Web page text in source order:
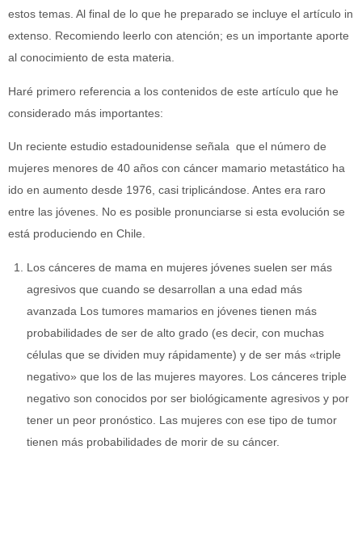
estos temas. Al final de lo que he preparado se incluye el artículo in
extenso. Recomiendo leerlo con atención; es un importante aporte
al conocimiento de esta materia.
Haré primero referencia a los contenidos de este artículo que he
considerado más importantes:
Un reciente estudio estadounidense señala que el número de
mujeres menores de 40 años con cáncer mamario metastático ha
ido en aumento desde 1976, casi triplicándose. Antes era raro
entre las jóvenes. No es posible pronunciarse si esta evolución se
está produciendo en Chile.
Los cánceres de mama en mujeres jóvenes suelen ser más
agresivos que cuando se desarrollan a una edad más
avanzada Los tumores mamarios en jóvenes tienen más
probabilidades de ser de alto grado (es decir, con muchas
células que se dividen muy rápidamente) y de ser más «triple
negativo» que los de las mujeres mayores. Los cánceres triple
negativo son conocidos por ser biológicamente agresivos y por
tener un peor pronóstico. Las mujeres con ese tipo de tumor
tienen más probabilidades de morir de su cáncer.